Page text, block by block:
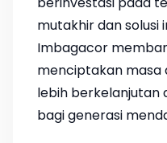
mutakhir dan solusi
Imbagacor
menciptakan masa
lebih berkelanjutan
bagi generasi